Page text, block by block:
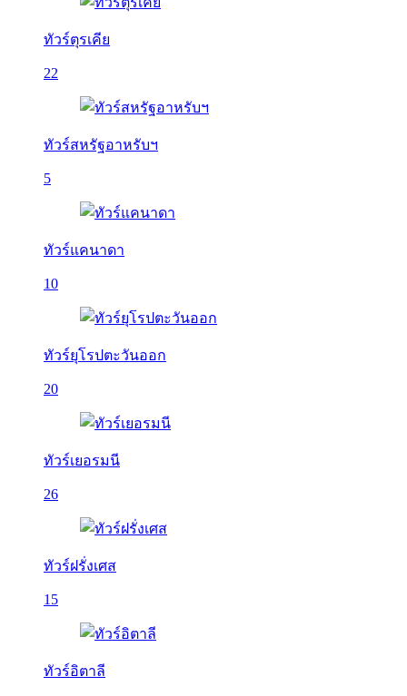
ทัวร์ตุรเคีย
22
ทัวร์สหรัฐอาหรับฯ
5
ทัวร์แคนาดา
10
ทัวร์ยุโรปตะวันออก
20
ทัวร์เยอรมนี
26
ทัวร์ฝรั่งเศส
15
ทัวร์อิตาลี